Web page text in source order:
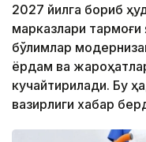
2027 йилга бориб
марказлари тармоғи
бўлимлар
ёрдам ва
кучайтирилади. Бу
вазирлиги хабар